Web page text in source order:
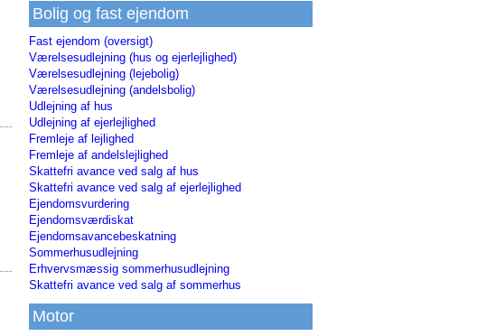
Bolig og fast ejendom
Fast ejendom (oversigt)
Værelsesudlejning (hus og ejerlejlighed)
Værelsesudlejning (lejebolig)
Værelsesudlejning (andelsbolig)
Udlejning af hus
Udlejning af ejerlejlighed
Fremleje af lejlighed
Fremleje af andelslejlighed
Skattefri avance ved salg af hus
Skattefri avance ved salg af ejerlejlighed
Ejendomsvurdering
Ejendomsværdiskat
Ejendomsavancebeskatning
Sommerhusudlejning
Erhvervsmæssig sommerhusudlejning
Skattefri avance ved salg af sommerhus
Motor